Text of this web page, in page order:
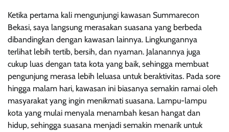
Ketika pertama kali mengunjungi kawasan Summarecon
Bekasi, saya langsung merasakan suasana yang berbeda
dibandingkan dengan kawasan lainnya. Lingkungannya
terlihat lebih tertib, bersih, dan nyaman. Jalanannya juga
cukup luas dengan tata kota yang baik, sehingga membuat
pengunjung merasa lebih leluasa untuk beraktivitas. Pada sore
hingga malam hari, kawasan ini biasanya semakin ramai oleh
masyarakat yang ingin menikmati suasana. Lampu-lampu
kota yang mulai menyala menambah kesan hangat dan
hidup, sehingga suasana menjadi semakin menarik untuk